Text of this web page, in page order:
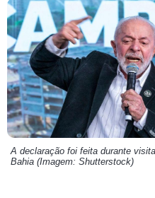
A declaração foi feita durante
Bahia (Imagem: Shutterstock)